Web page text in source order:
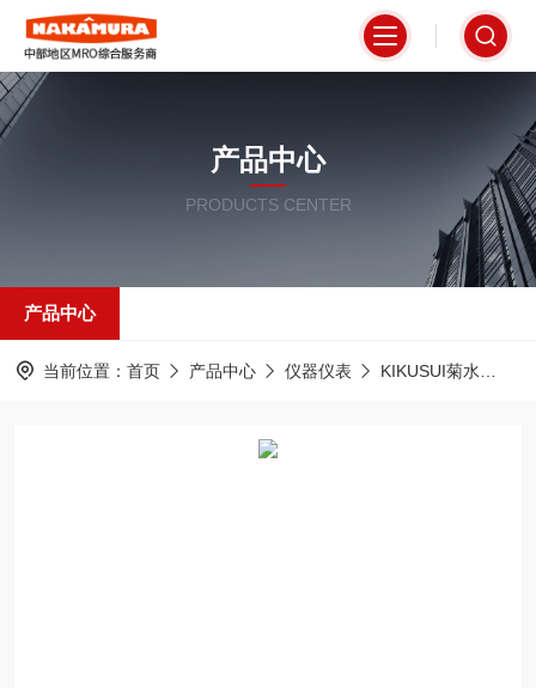
产品中心
PRODUCTS CENTER
产品中心
当前位置： 首页 产品中心 仪器仪表 KIKUSUI菊水